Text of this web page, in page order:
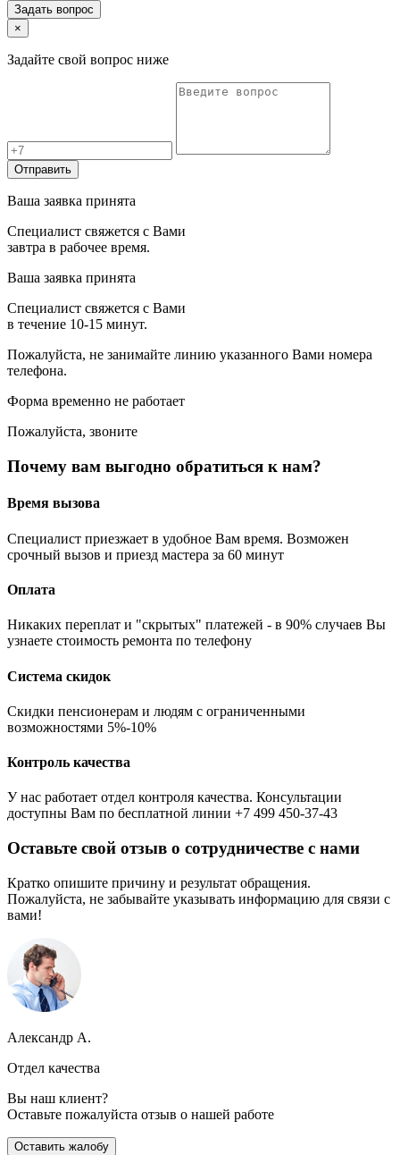
Задать вопрос
×
Задайте свой вопрос ниже
Отправить
Ваша заявка принята
Специалист свяжется с Вами
завтра в рабочее время.
Ваша заявка принята
Специалист свяжется с Вами
в течение 10-15 минут.
Пожалуйста, не занимайте линию указанного Вами номера
телефона.
Форма временно не работает
Пожалуйста, звоните
Почему вам выгодно обратиться к нам?
Время вызова
Специалист приезжает в удобное Вам время. Возможен
срочный вызов и приезд мастера за 60 минут
Оплата
Никаких переплат и "скрытых" платежей - в 90% случаев Вы
узнаете стоимость ремонта по телефону
Система скидок
Скидки пенсионерам и людям с ограниченными
возможностями 5%-10%
Контроль качества
У нас работает отдел контроля качества. Консультации
доступны Вам по бесплатной линии +7 499 450-37-43
Оставьте свой отзыв о сотрудничестве с нами
Кратко опишите причину и результат обращения.
Пожалуйста, не забывайте указывать информацию для связи с
вами!
Александр А.
Отдел качества
Вы наш клиент?
Оставьте пожалуйста отзыв о нашей работе
Оставить жалобу